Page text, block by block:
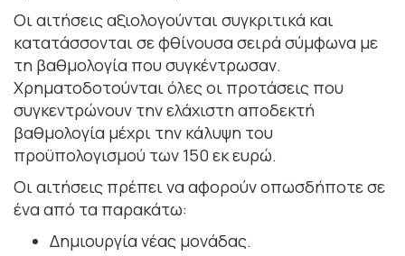
Οι αιτήσεις αξιολογούνται συγκριτικά και
κατατάσσονται σε φθίνουσα σειρά σύμφωνα με
τη βαθμολογία που συγκέντρωσαν.
Χρηματοδοτούνται όλες οι προτάσεις που
συγκεντρώνουν την ελάχιστη αποδεκτή
βαθμολογία μέχρι την κάλυψη του
προϋπολογισμού των 150 εκ ευρώ.
Οι αιτήσεις πρέπει να αφορούν οπωσδήποτε σε
ένα από τα παρακάτω:
Δημιουργία νέας μονάδας.